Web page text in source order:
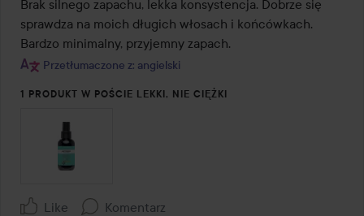
5
Brak silnego zapachu, lekka konsystencja. Dobrze się
sprawdza na moich długich włosach i końcówkach.
Bardzo minimalny, przyjemny zapach.
Przetłumaczone z: angielski
1 PRODUKT W POŚCIE LEKKI, NIE CIĘŻKI
Like Komentarz